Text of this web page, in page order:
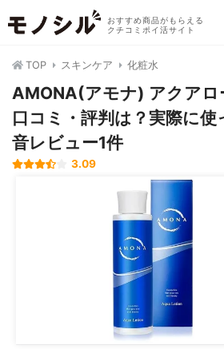
おすすめ商品がもらえる
クチコミポイ活サイト
TOP スキンケア 化粧水
AMONA(アモナ) アクアロ
口コミ・評判は？実際に
音レビュー1件
3.09